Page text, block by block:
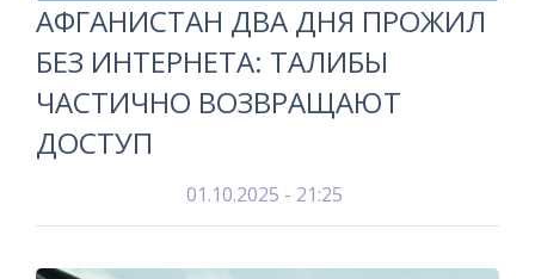
АФГАНИСТАН ДВА ДНЯ ПРОЖИЛ
БЕЗ ИНТЕРНЕТА: ТАЛИБЫ
ЧАСТИЧНО ВОЗВРАЩАЮТ
ДОСТУП
01.10.2025 - 21:25